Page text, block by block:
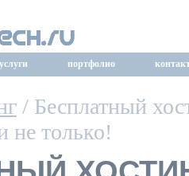
услуги портфолио
/ Бесплатный
не только!